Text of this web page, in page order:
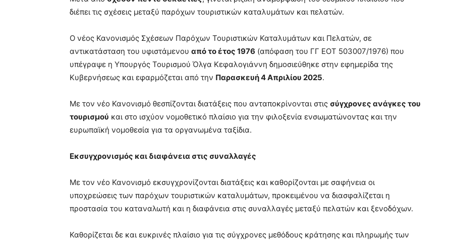
διέπει τις σχέσεις μεταξύ παρόχων τουριστικών καταλυμάτων και πελατών.
Ο νέος Κανονισμός Σχέσεων Παρόχων Τουριστικών Καταλυμάτων και Πελατών, σε
αντικατάσταση του υφιστάμενου από το έτος 1976 (απόφαση του ΓΓ ΕΟΤ 503007/1976) που
υπέγραψε η Υπουργός Τουρισμού Όλγα Κεφαλογιάννη δημοσιεύθηκε στην εφημερίδα της
Κυβερνήσεως και εφαρμόζεται από την Παρασκευή 4 Απριλίου 2025.
Με τον νέο Κανονισμό θεσπίζονται διατάξεις που ανταποκρίνονται στις σύγχρονες ανάγκες του
τουρισμού και στο ισχύον νομοθετικό πλαίσιο για την φιλοξενία ενσωματώνοντας και την
ευρωπαϊκή νομοθεσία για τα οργανωμένα ταξίδια.
Εκσυγχρονισμός και διαφάνεια στις συναλλαγές
Με τον νέο Κανονισμό εκσυγχρονίζονται διατάξεις και καθορίζονται με σαφήνεια οι
υποχρεώσεις των παρόχων τουριστικών καταλυμάτων, προκειμένου να διασφαλίζεται η
προστασία του καταναλωτή και η διαφάνεια στις συναλλαγές μεταξύ πελατών και ξενοδόχων.
Καθορίζεται δε και ευκρινές πλαίσιο για τις σύγχρονες μεθόδους κράτησης και πληρωμής των